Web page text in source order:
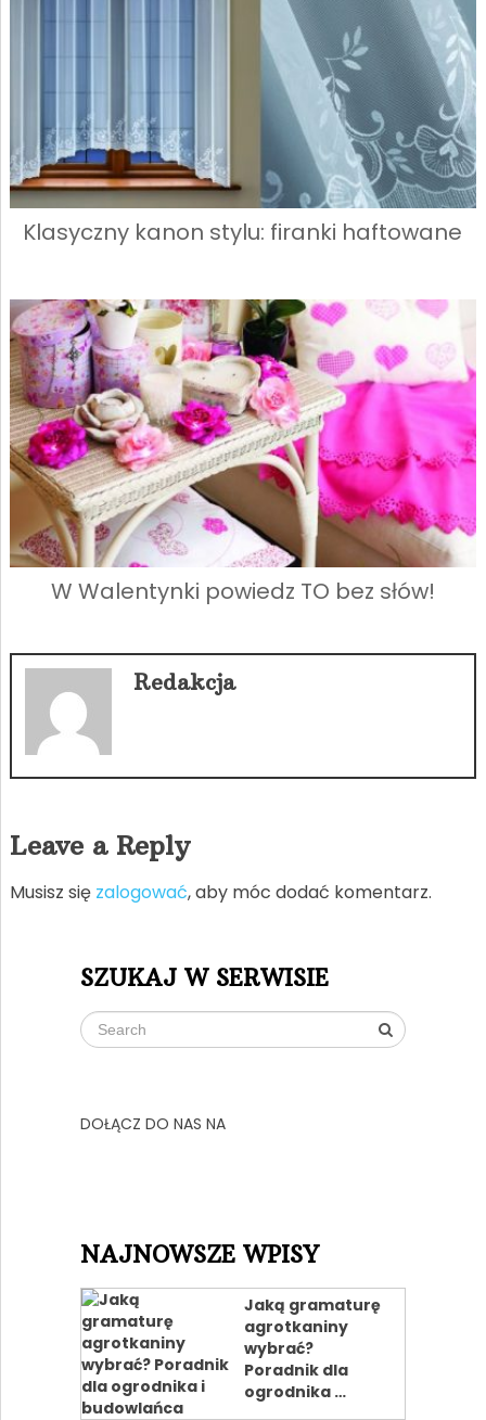
Klasyczny kanon stylu: firanki haftowane
W Walentynki powiedz TO bez słów!
Redakcja
Leave a Reply
Musisz się zalogować, aby móc dodać komentarz.
SZUKAJ W SERWISIE
DOŁĄCZ DO NAS NA
NAJNOWSZE WPISY
Jaką gramaturę
agrotkaniny
wybrać?
Poradnik dla
ogrodnika …